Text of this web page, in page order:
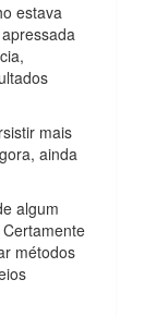
estava
mais
ainda
algum
métodos